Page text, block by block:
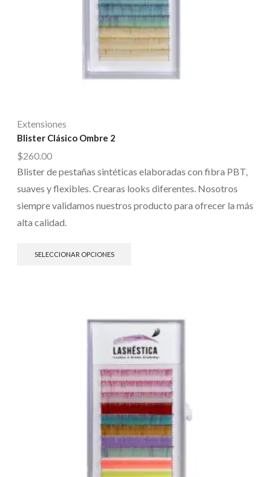
Extensiones
Blister Clásico Ombre 2
$260.00
Blister de pestañas sintéticas elaboradas con fibra PBT,
suaves y flexibles. Crearas looks diferentes. Nosotros
siempre validamos nuestros producto para ofrecer la más
alta calidad.
SELECCIONAR OPCIONES